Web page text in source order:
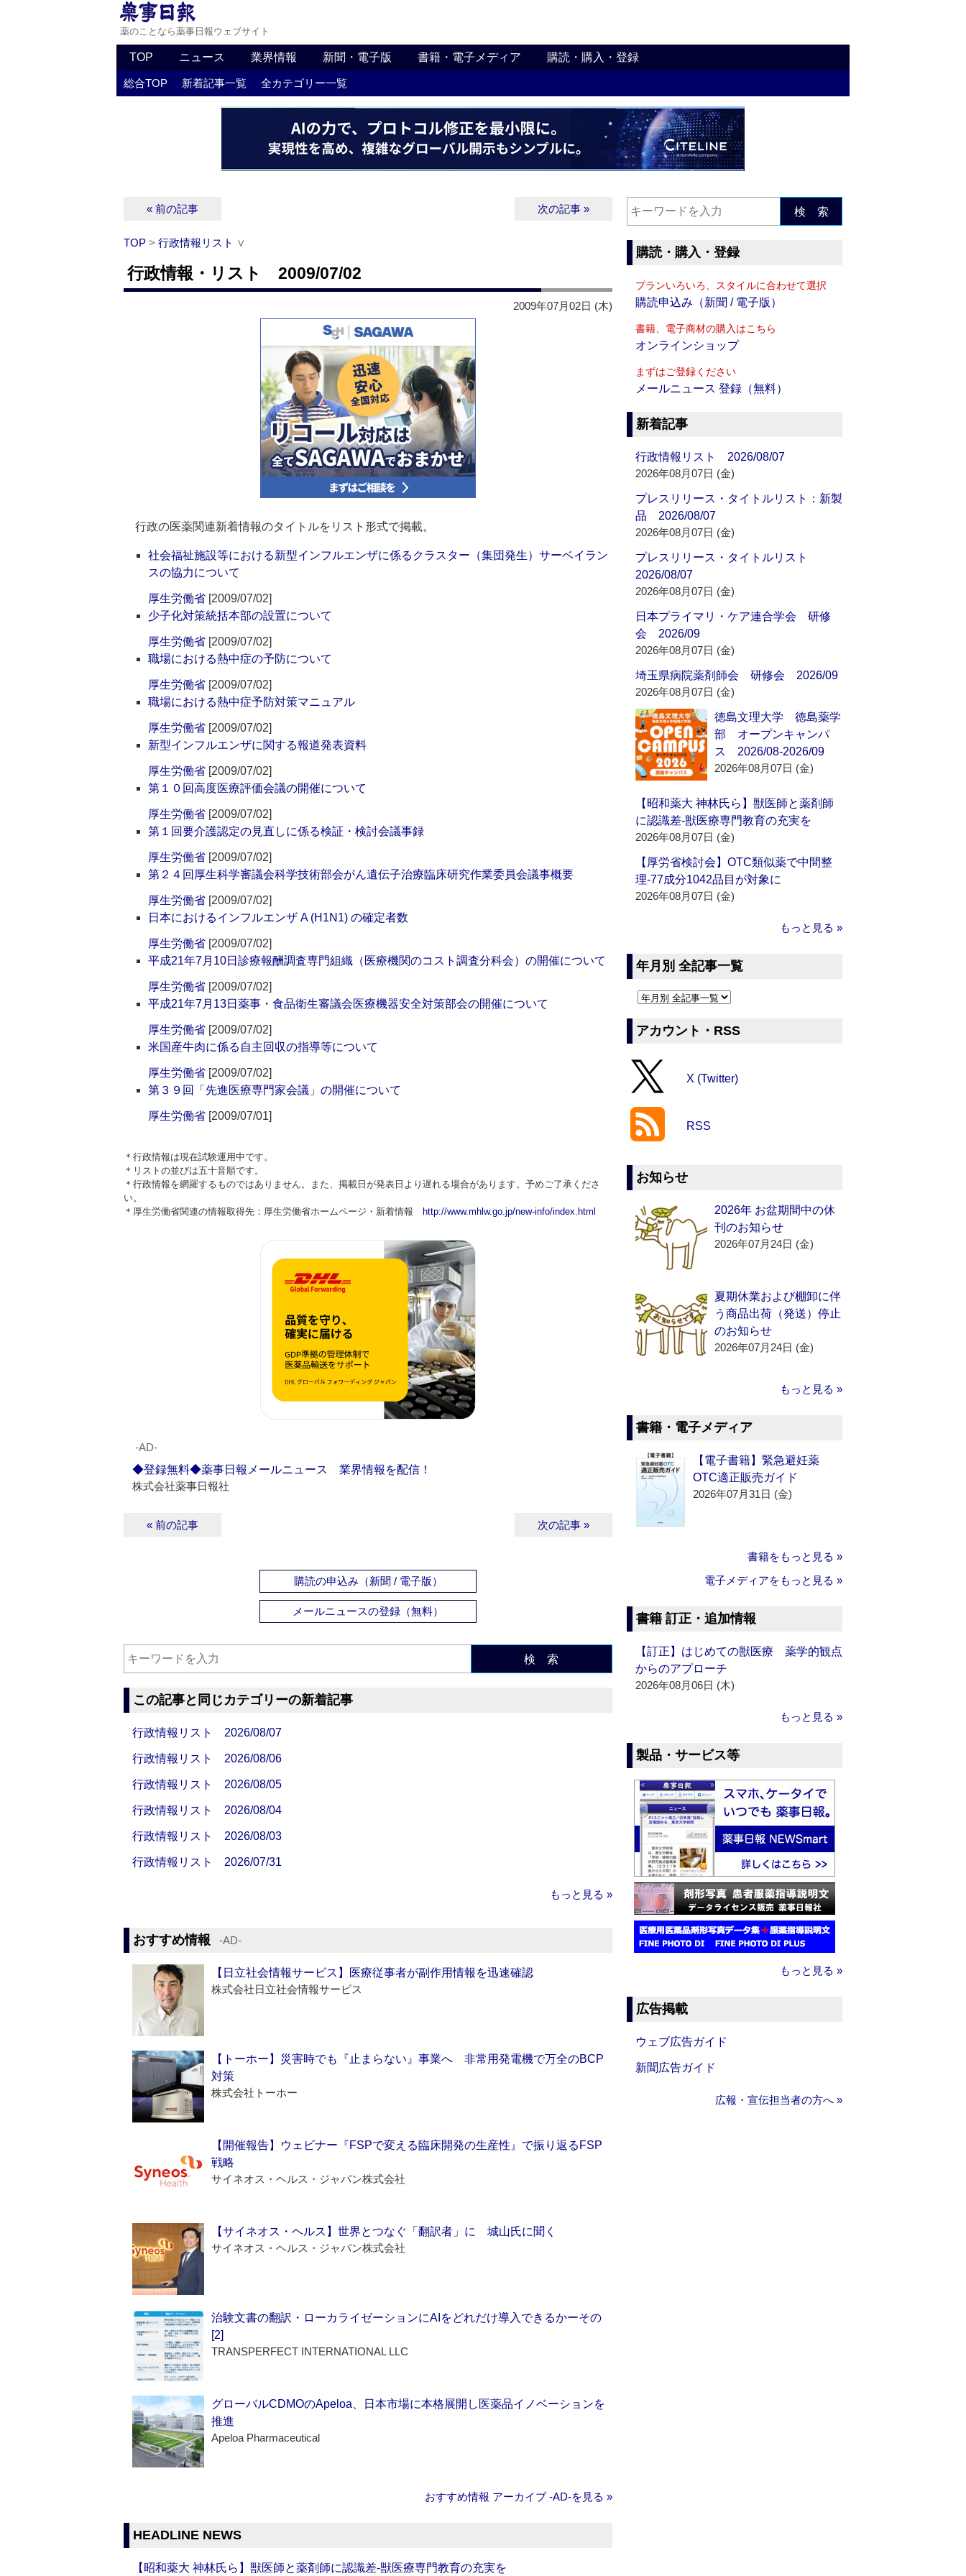
薬のことなら薬事日報ウェブサイト
TOP ニュース 業界情報 新聞・電子版 書籍・電子メディア 購読・購入・登録
総合TOP 新着記事一覧 全カテゴリー一覧
« 前の記事 次の記事 »
TOP > 行政情報リスト ∨
行政情報・リスト 2009/07/02
2009年07月02日 (木)
行政の医薬関連新着情報のタイトルをリスト形式で掲載。
社会福祉施設等における新型インフルエンザに係るクラスター（集団発生）サーベイラン
スの協力について
厚生労働省 [2009/07/02]
少子化対策統括本部の設置について
厚生労働省 [2009/07/02]
職場における熱中症の予防について
厚生労働省 [2009/07/02]
職場における熱中症予防対策マニュアル
厚生労働省 [2009/07/02]
新型インフルエンザに関する報道発表資料
厚生労働省 [2009/07/02]
第１０回高度医療評価会議の開催について
厚生労働省 [2009/07/02]
第１回要介護認定の見直しに係る検証・検討会議事録
厚生労働省 [2009/07/02]
第２４回厚生科学審議会科学技術部会がん遺伝子治療臨床研究作業委員会議事概要
厚生労働省 [2009/07/02]
日本におけるインフルエンザ A (H1N1) の確定者数
厚生労働省 [2009/07/02]
平成21年7月10日診療報酬調査専門組織（医療機関のコスト調査分科会）の開催について
厚生労働省 [2009/07/02]
平成21年7月13日薬事・食品衛生審議会医療機器安全対策部会の開催について
厚生労働省 [2009/07/02]
米国産牛肉に係る自主回収の指導等について
厚生労働省 [2009/07/02]
第３９回「先進医療専門家会議」の開催について
厚生労働省 [2009/07/01]
＊行政情報は現在試験運用中です。
＊リストの並びは五十音順です。
＊行政情報を網羅するものではありません。また、掲載日が発表日より遅れる場合があります。予めご了承くださ
い。
＊厚生労働省関連の情報取得先：厚生労働省ホームページ・新着情報
http://www.mhlw.go.jp/new-info/index.html
‐AD‐
◆登録無料◆薬事日報メールニュース 業界情報を配信！
株式会社薬事日報社
« 前の記事 次の記事 »
購読の申込み（新聞 / 電子版）
メールニュースの登録（無料）
検 索
この記事と同じカテゴリーの新着記事
行政情報リスト 2026/08/07
行政情報リスト 2026/08/06
行政情報リスト 2026/08/05
行政情報リスト 2026/08/04
行政情報リスト 2026/08/03
行政情報リスト 2026/07/31
もっと見る »
おすすめ情報 ‐AD‐
【日立社会情報サービス】医療従事者が副作用情報を迅速確認
株式会社日立社会情報サービス
【トーホー】災害時でも『止まらない』事業へ 非常用発電機で万全のBCP
対策
株式会社トーホー
【開催報告】ウェビナー『FSPで変える臨床開発の生産性』で振り返るFSP
戦略
サイネオス・ヘルス・ジャパン株式会社
【サイネオス・ヘルス】世界とつなぐ「翻訳者」に 城山氏に聞く
サイネオス・ヘルス・ジャパン株式会社
治験文書の翻訳・ローカライゼーションにAIをどれだけ導入できるかーその
[2]
TRANSPERFECT INTERNATIONAL LLC
グローバルCDMOのApeloa、日本市場に本格展開し医薬品イノベーションを
推進
Apeloa Pharmaceutical
おすすめ情報 アーカイブ ‐AD‐を見る »
HEADLINE NEWS
【昭和薬大 神林氏ら】獣医師と薬剤師に認識差‐獣医療専門教育の充実を
検 索
購読・購入・登録
プランいろいろ、スタイルに合わせて選択
購読申込み（新聞 / 電子版）
書籍、電子商材の購入はこちら
オンラインショップ
まずはご登録ください
メールニュース 登録（無料）
新着記事
行政情報リスト 2026/08/07
2026年08月07日 (金)
プレスリリース・タイトルリスト：新製
品 2026/08/07
2026年08月07日 (金)
プレスリリース・タイトルリスト
2026/08/07
2026年08月07日 (金)
日本プライマリ・ケア連合学会 研修
会 2026/09
2026年08月07日 (金)
埼玉県病院薬剤師会 研修会 2026/09
2026年08月07日 (金)
徳島文理大学 徳島薬学
部 オープンキャンパ
ス 2026/08-2026/09
2026年08月07日 (金)
【昭和薬大 神林氏ら】獣医師と薬剤師
に認識差‐獣医療専門教育の充実を
2026年08月07日 (金)
【厚労省検討会】OTC類似薬で中間整
理‐77成分1042品目が対象に
2026年08月07日 (金)
もっと見る »
年月別 全記事一覧
アカウント・RSS
X (Twitter)
RSS
お知らせ
2026年 お盆期間中の休
刊のお知らせ
2026年07月24日 (金)
夏期休業および棚卸に伴
う商品出荷（発送）停止
のお知らせ
2026年07月24日 (金)
もっと見る »
書籍・電子メディア
【電子書籍】緊急避妊薬
OTC適正販売ガイド
2026年07月31日 (金)
書籍をもっと見る »
電子メディアをもっと見る »
書籍 訂正・追加情報
【訂正】はじめての獣医療 薬学的観点
からのアプローチ
2026年08月06日 (木)
もっと見る »
製品・サービス等
もっと見る »
広告掲載
ウェブ広告ガイド
新聞広告ガイド
広報・宣伝担当者の方へ »